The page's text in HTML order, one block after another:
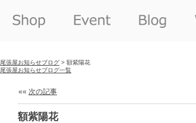
尾張屋お知らせブログ > 額紫陽花
尾張屋お知らせブログ一覧
«« 次の記事
額紫陽花